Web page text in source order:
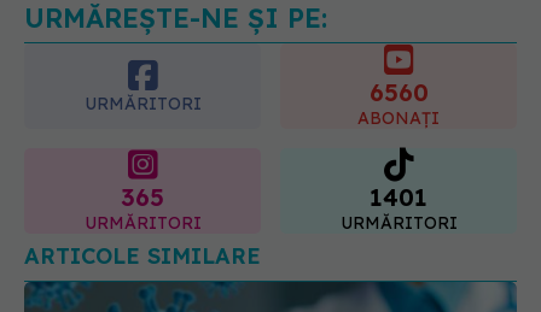
URMĂREȘTE-NE ȘI PE:
URMĂRITORI 6560
ABONAȚI
365
URMĂRITORI
1401
URMĂRITORI
ARTICOLE SIMILARE